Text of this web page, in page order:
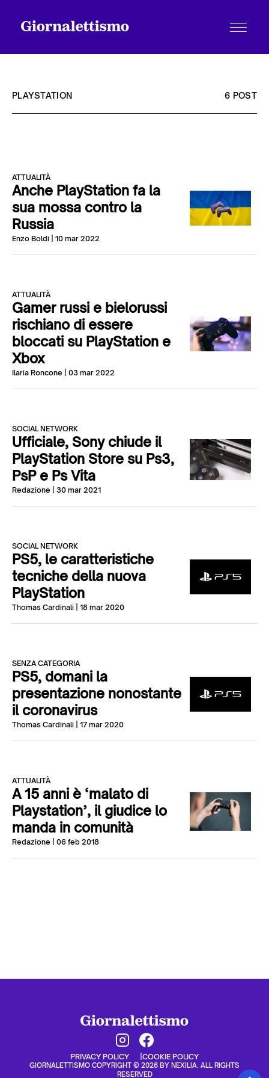
Chi siamo
Contatti
PLAYSTATION 6 POST
ATTUALITÀ
Anche PlayStation fa la
sua mossa contro la
Russia
Enzo Boldi | 10 mar 2022
ATTUALITÀ
Gamer russi e bielorussi
rischiano di essere
bloccati su PlayStation e
Xbox
Ilaria Roncone | 03 mar 2022
SOCIAL NETWORK
Ufficiale, Sony chiude il
PlayStation Store su Ps3,
PsP e Ps Vita
Redazione | 30 mar 2021
SOCIAL NETWORK
PS5, le caratteristiche
tecniche della nuova
PlayStation
Thomas Cardinali | 18 mar 2020
SENZA CATEGORIA
PS5, domani la
presentazione nonostante
il coronavirus
Thomas Cardinali | 17 mar 2020
ATTUALITÀ
A 15 anni è ‘malato di
Playstation’, il giudice lo
manda in comunità
Redazione | 06 feb 2018
PRIVACY POLICY COOKIE POLICY
GIORNALETTISMO COPYRIGHT © 2026 BY NEXILIA. ALL RIGHTS
RESERVED